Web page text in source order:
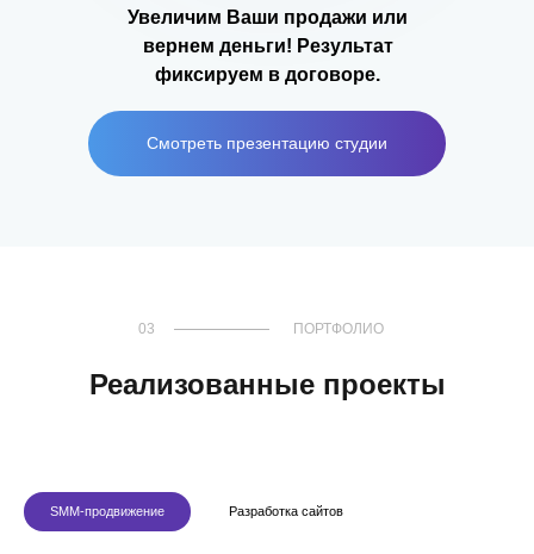
Увеличим Ваши продажи или
вернем деньги! Результат
фиксируем в договоре.
Смотреть презентацию студии
Смотреть все кейсы
03 ПОРТФОЛИО
Реализованные проекты
SMM-продвижение Разработка сайтов